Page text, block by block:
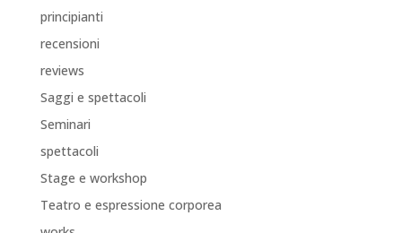
principianti
recensioni
reviews
Saggi e spettacoli
Seminari
spettacoli
Stage e workshop
Teatro e espressione corporea